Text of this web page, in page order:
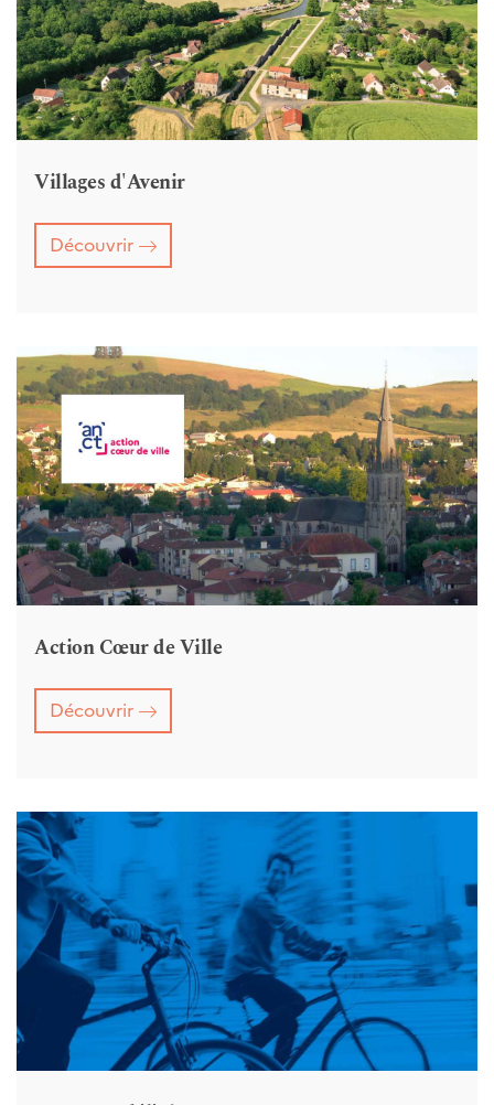
Villages d'Avenir
Découvrir
Action Cœur de Ville
Découvrir